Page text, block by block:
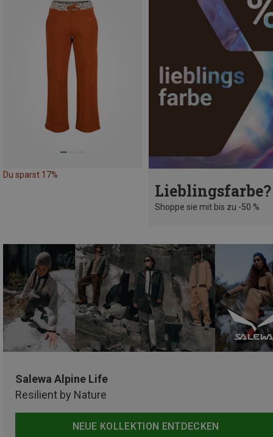
Du sparst 17%
Lieblingsfarbe?
Shoppe sie mit bis zu -50 %
Salewa Alpine Life
Resilient by Nature
NEUE KOLLEKTION ENTDECKEN